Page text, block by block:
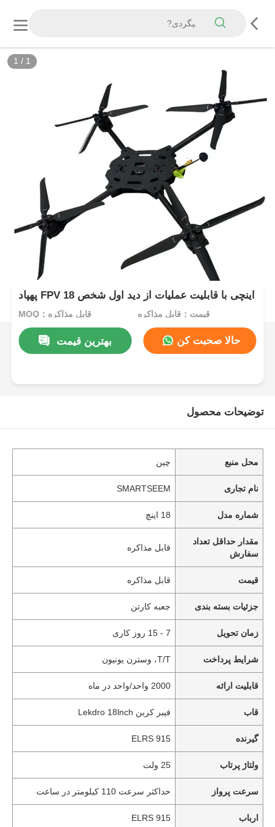
1 / 1
پهپاد FPV 18 اینچی با قابلیت عملیات از دید اول شخص
MOQ：قابل مذاکره قیمت：قابل مذاکره
بهترین قیمت حالا صحبت کن
توضیحات محصول
محل منبع چین
نام تجاری SMARTSEEM
شماره مدل 18 اینچ
مقدار حداقل تعداد
سفارش
قابل مذاکره
قیمت قابل مذاکره
جزئیات بسته بندی جعبه کارتن
زمان تحویل 7 - 15 روز کاری
شرایط پرداخت T/T، وسترن یونیون
قابلیت ارائه 2000 واحد/واحد در ماه
قاب فیبر کربن Lekdro 18lnch
گیرنده ELRS 915
ولتاژ پرتاب 25 ولت
سرعت پرواز حداکثر سرعت 110 کیلومتر در ساعت
ارباب ELRS 915